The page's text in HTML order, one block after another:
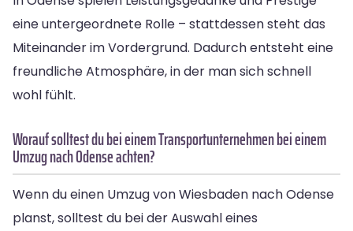
eine untergeordnete Rolle – stattdessen steht das
Miteinander im Vordergrund. Dadurch entsteht eine
freundliche Atmosphäre, in der man sich schnell
wohl fühlt.
Worauf solltest du bei einem Transportunternehmen bei einem
Umzug nach Odense achten?
Wenn du einen Umzug von Wiesbaden nach Odense
planst, solltest du bei der Auswahl eines